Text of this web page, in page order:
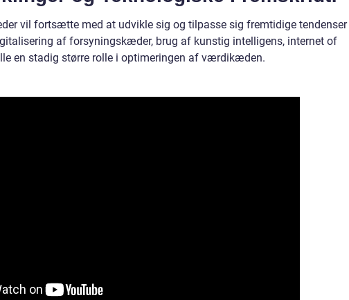
vil fortsætte med at udvikle sig og tilpasse sig fremtidige tendenser
af forsyningskæder, brug af kunstig intelligens, internet of
en stadig større rolle i optimeringen af værdikæden.